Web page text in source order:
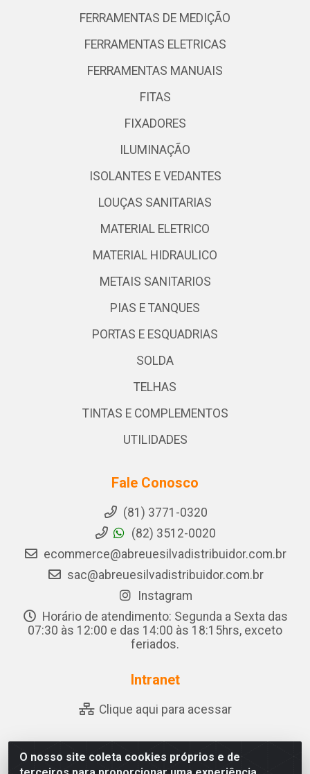
O nosso site coleta cookies próprios e de
FERRAMENTAS DE MEDIÇÃO
FERRAMENTAS ELETRICAS
FERRAMENTAS MANUAIS
FITAS
FIXADORES
ILUMINAÇÃO
ISOLANTES E VEDANTES
LOUÇAS SANITARIAS
MATERIAL ELETRICO
MATERIAL HIDRAULICO
METAIS SANITARIOS
PIAS E TANQUES
PORTAS E ESQUADRIAS
SOLDA
TELHAS
TINTAS E COMPLEMENTOS
UTILIDADES
Fale Conosco
(81) 3771-0320
(82) 3512-0020
ecommerce@abreuesilvadistribuidor.com.br
sac@abreuesilvadistribuidor.com.br
Instagram
Horário de atendimento: Segunda a Sexta das
07:30 às 12:00 e das 14:00 às 18:15hrs, exceto
feriados.
Intranet
Clique aqui para acessar
Abreu & Silva - Rua Padre Jose de Souza Leite, 265 -